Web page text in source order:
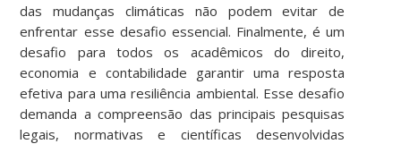
das mudanças climáticas não podem evitar de
enfrentar esse desafio essencial. Finalmente, é um
desafio para todos os acadêmicos do direito,
economia e contabilidade garantir uma resposta
efetiva para uma resiliência ambiental. Esse desafio
demanda a compreensão das principais pesquisas
legais, normativas e científicas desenvolvidas